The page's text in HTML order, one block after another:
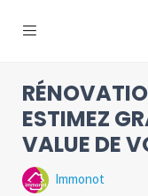
ESTIMEZ
VALUE DE
Immonot